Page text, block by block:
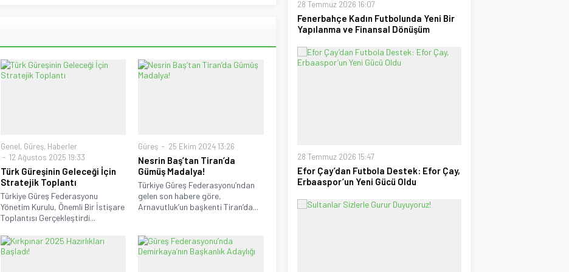
Genel, Güreş, Haberler
12 Ağustos 2025 19:33
Türk Güreşinin Geleceği İçin
Stratejik Toplantı
Türkiye Güreş Federasyonu
Yönetim Kurulu, Önemli Bir İstişare
Toplantısı Gerçekleştirdi...
Güreş 25 Ekim 2024 13:26
Nesrin Baş’tan Tiran’da
Gümüş Madalya!
Türkiye Güreş Federasyonu’ndan
gelen son habere göre,
Arnavutluk’un başkenti Tiran’da...
28 Temmuz 2026 16:07
Fenerbahçe Kadın Futbolunda Yeni Bir
Yapılanma ve Finansal Dönüşüm
28 Temmuz 2026 15:47
Efor Çay’dan Futbola Destek: Efor Çay,
Erbaaspor’un Yeni Gücü Oldu